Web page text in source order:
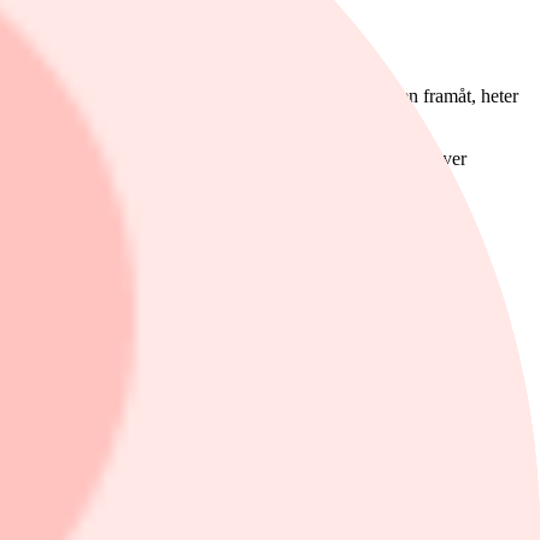
ev/ebit 18 för 2022 och avvaktar.
för denna gång men kommer att hårdbevaka aktien framåt, heter
för att lockas att köpa till nuvarande nivåer, skriver